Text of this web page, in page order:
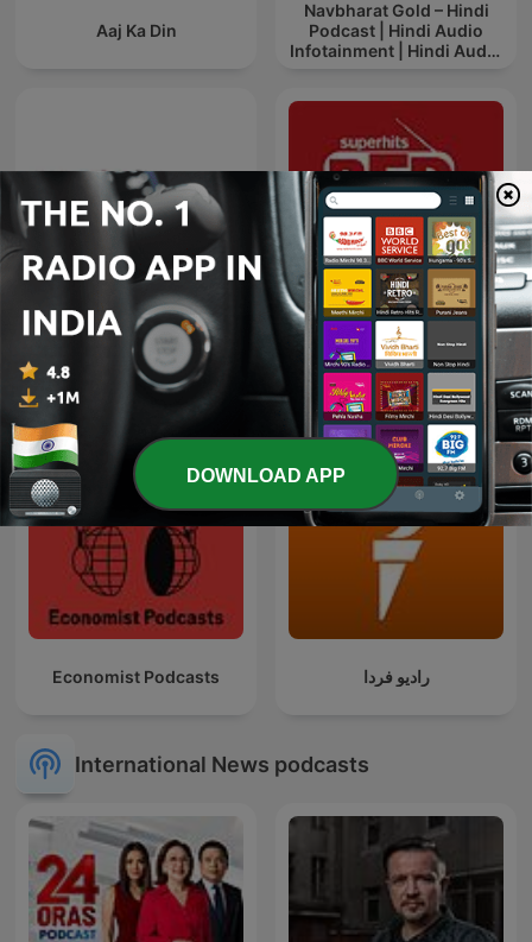
Aaj Ka Din
Navbharat Gold – Hindi
Podcast | Hindi Audio
Infotainment | Hindi Audio
TECH IN KANNADA
Red FM Coronavirus -
#CareKaroNa
Economist Podcasts رادیو فردا
International News podcasts
DOWNLOAD APP